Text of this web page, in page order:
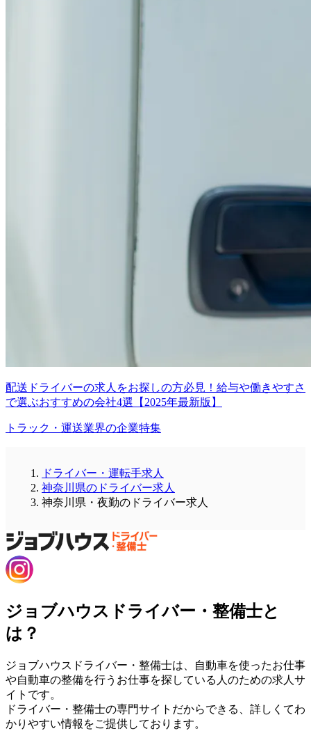
配送ドライバーの求人をお探しの方必見！給与や働きやすさ
で選ぶおすすめの会社4選【2025年最新版】
トラック・運送業界の企業特集
ドライバー・運転手求人
神奈川県のドライバー求人
神奈川県・夜勤のドライバー求人
ジョブハウスドライバー・整備士と
は？
ジョブハウスドライバー・整備士は、自動車を使ったお仕事
や自動車の整備を行うお仕事を探している人のための求人サ
イトです。
ドライバー・整備士の専門サイトだからできる、詳しくてわ
かりやすい情報をご提供しております。